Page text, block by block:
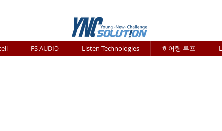
FS AUDIO Listen Technologies 히어링 루프